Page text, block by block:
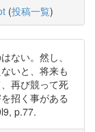
(投稿一覧)
ない。然し、
いと、将来も
再び競って死
招く事がある
p.77.